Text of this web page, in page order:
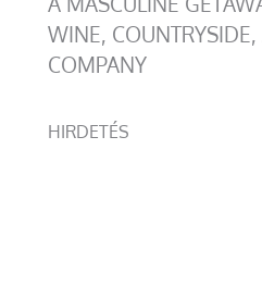
WINE,
COMPANY
HIRDETÉS